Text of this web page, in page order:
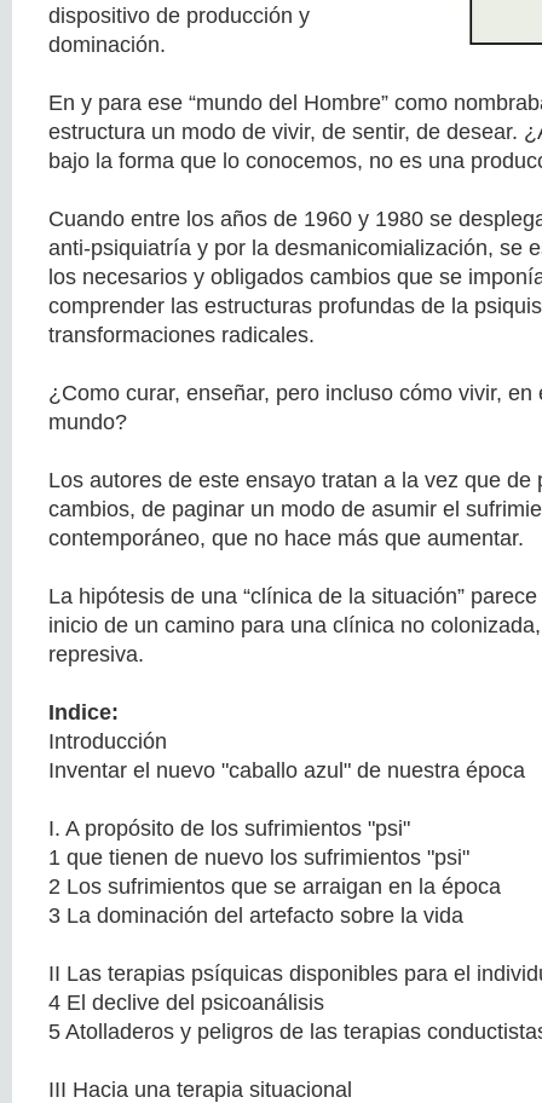
dispositivo de producción y
dominación.
En y para ese “mundo del Hombre” como
estructura un modo de vivir, de sentir, de desear.
bajo la forma que lo conocemos, no es una
Cuando entre los años de 1960 y 1980 se
anti-psiquiatría y por la desmanicomialización, se
los necesarios y obligados cambios que se
comprender las estructuras profundas de la
transformaciones radicales.
¿Como curar, enseñar, pero incluso cómo vivir, en
mundo?
Los autores de este ensayo tratan a la vez que de
cambios, de paginar un modo de asumir el
contemporáneo, que no hace más que aumentar.
La hipótesis de una “clínica de la situación”
inicio de un camino para una clínica no
represiva.
Indice:
​Introducción
Inventar el nuevo "caballo azul" de nuestra época
I. A propósito de los sufrimientos "psi"
1 que tienen de nuevo los sufrimientos "psi"
2 Los sufrimientos que se arraigan en la época
3 La dominación del artefacto sobre la vida
II Las terapias psíquicas disponibles para el
4 El declive del psicoanálisis
5 Atolladeros y peligros de las terapias
III Hacia una terapia situacional